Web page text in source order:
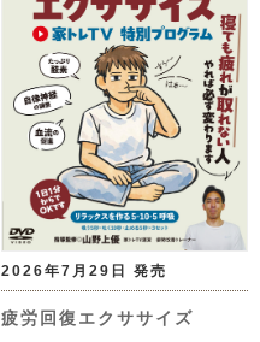
2026年7月29日 発売
疲労回復エクササイズ